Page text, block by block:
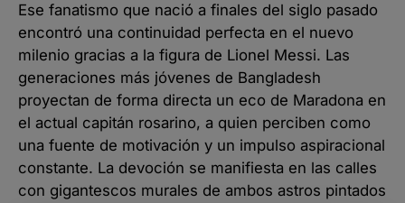
Ese fanatismo que nació a finales del siglo pasado
encontró una continuidad perfecta en el nuevo
milenio gracias a la figura de Lionel Messi. Las
generaciones más jóvenes de Bangladesh
proyectan de forma directa un eco de Maradona en
el actual capitán rosarino, a quien perciben como
una fuente de motivación y un impulso aspiracional
constante. La devoción se manifiesta en las calles
con gigantescos murales de ambos astros pintados